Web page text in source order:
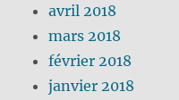
avril 2018
mars 2018
février 2018
janvier 2018